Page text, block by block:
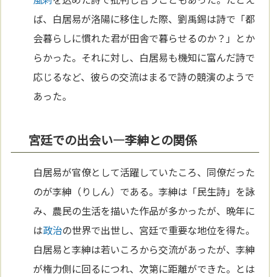
ば、白居易が洛陽に移住した際、劉禹錫は詩で「都
会暮らしに慣れた君が田舎で暮らせるのか？」とか
らかった。それに対し、白居易も機知に富んだ詩で
応じるなど、彼らの交流はまるで詩の競演のようで
あった。
宮廷での出会い—李紳との関係
白居易が官僚として活躍していたころ、同僚だった
のが李紳（りしん）である。李紳は「民生詩」を詠
み、農民の生活を描いた作品が多かったが、晩年に
は政治の世界で出世し、宮廷で重要な地位を得た。
白居易と李紳は若いころから交流があったが、李紳
が権力側に回るにつれ、次第に距離ができた。とは